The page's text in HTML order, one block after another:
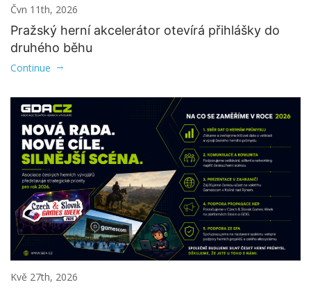
Čvn 11th, 2026
Pražský herní akcelerátor otevírá přihlášky do
druhého běhu
Continue
Kvě 27th, 2026